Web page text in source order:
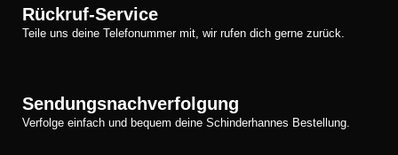
Rückruf-Service
Teile uns deine Telefonummer mit, wir rufen dich gerne zurück.
Sendungsnachverfolgung
Verfolge einfach und bequem deine Schinderhannes Bestellung.